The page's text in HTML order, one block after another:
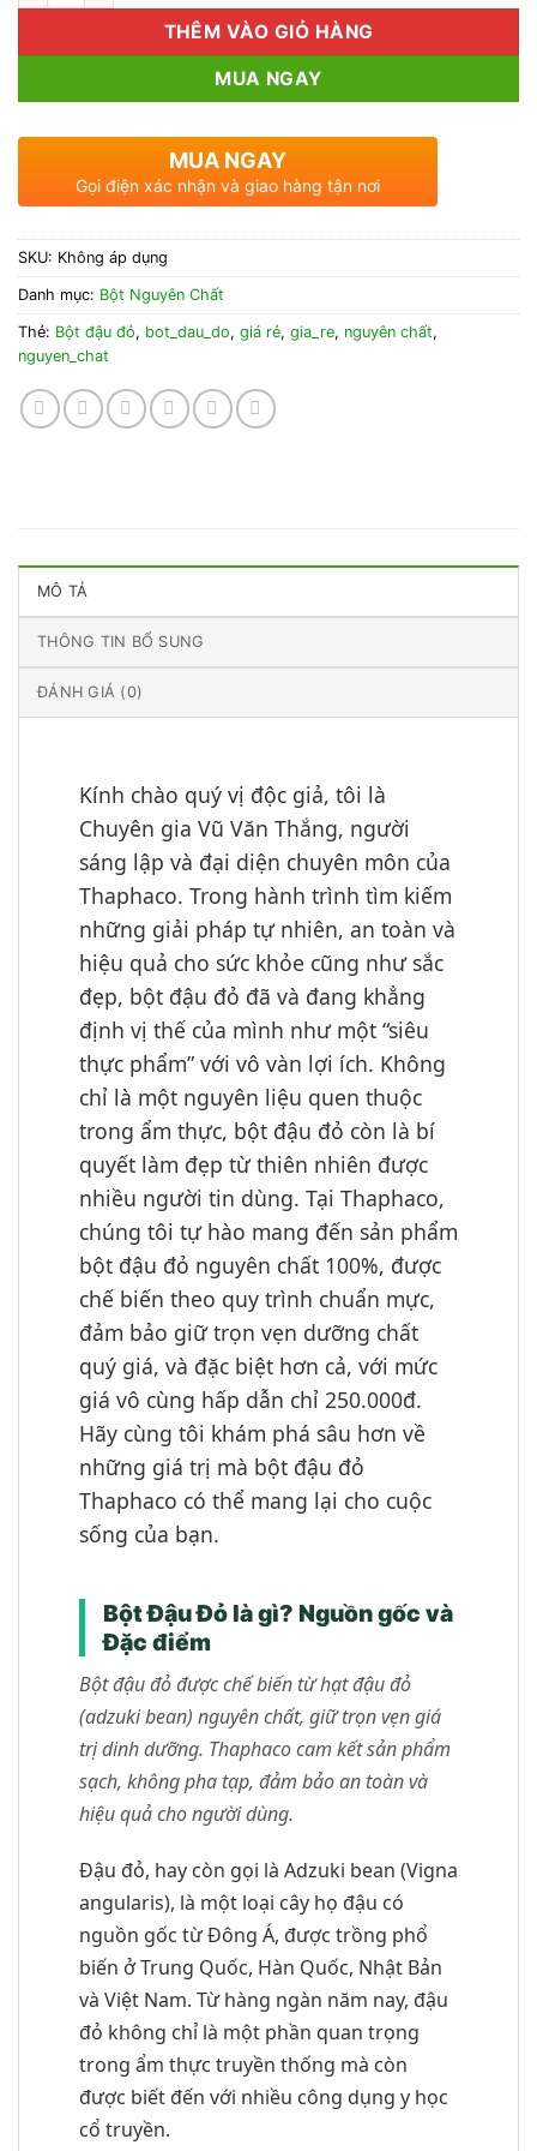
THÊM VÀO GIỎ HÀNG
MUA NGAY
MUA NGAY
Gọi điện xác nhận và giao hàng tận nơi
SKU: Không áp dụng
Danh mục: Bột Nguyên Chất
Thẻ: Bột đậu đỏ, bot_dau_do, giá rẻ, gia_re, nguyên chất,
nguyen_chat
MÔ TẢ
THÔNG TIN BỔ SUNG
ĐÁNH GIÁ (0)
Kính chào quý vị độc giả, tôi là
Chuyên gia Vũ Văn Thắng, người
sáng lập và đại diện chuyên môn của
Thaphaco. Trong hành trình tìm kiếm
những giải pháp tự nhiên, an toàn và
hiệu quả cho sức khỏe cũng như sắc
đẹp, bột đậu đỏ đã và đang khẳng
định vị thế của mình như một “siêu
thực phẩm” với vô vàn lợi ích. Không
chỉ là một nguyên liệu quen thuộc
trong ẩm thực, bột đậu đỏ còn là bí
quyết làm đẹp từ thiên nhiên được
nhiều người tin dùng. Tại Thaphaco,
chúng tôi tự hào mang đến sản phẩm
bột đậu đỏ nguyên chất 100%, được
chế biến theo quy trình chuẩn mực,
đảm bảo giữ trọn vẹn dưỡng chất
quý giá, và đặc biệt hơn cả, với mức
giá vô cùng hấp dẫn chỉ 250.000đ.
Hãy cùng tôi khám phá sâu hơn về
những giá trị mà bột đậu đỏ
Thaphaco có thể mang lại cho cuộc
sống của bạn.
Bột Đậu Đỏ là gì? Nguồn gốc và
Đặc điểm
Bột đậu đỏ được chế biến từ hạt đậu đỏ
(adzuki bean) nguyên chất, giữ trọn vẹn giá
trị dinh dưỡng. Thaphaco cam kết sản phẩm
sạch, không pha tạp, đảm bảo an toàn và
hiệu quả cho người dùng.
Đậu đỏ, hay còn gọi là Adzuki bean (Vigna
angularis), là một loại cây họ đậu có
nguồn gốc từ Đông Á, được trồng phổ
biến ở Trung Quốc, Hàn Quốc, Nhật Bản
và Việt Nam. Từ hàng ngàn năm nay, đậu
đỏ không chỉ là một phần quan trọng
trong ẩm thực truyền thống mà còn
được biết đến với nhiều công dụng y học
cổ truyền.